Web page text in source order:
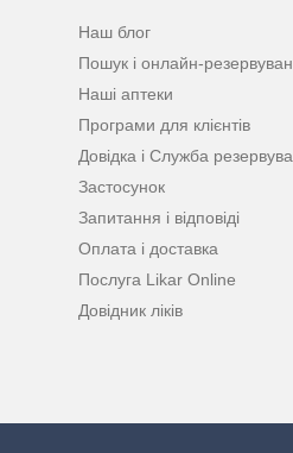
Наш блог
Пошук і онлайн-
Наші аптеки
Програми для клієнтів
Довідка і Служба
Застосунок
Запитання і відповіді
Оплата і доставка
Послуга Likar Online
Довідник ліків